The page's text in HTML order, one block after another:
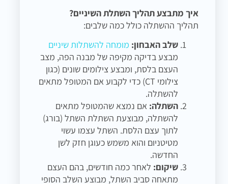
איך מתבצע תהליך השתלת השיניים?
תהליך ההשתלה כולל כמה שלבים:
שלב האבחון: מומחה להשתלות שיניים
מבצע בדיקה מקיפה של מבנה הפה, מצב
העצם בלסת, ומבצע צילומים שונים (כגון
צילומי CT) כדי לקבוע אם המטופל מתאים
להשתלה.
השתלה: אם נמצא שהמטופל מתאים
להשתלה, מבוצעת השתלת השתל (בורג)
לתוך עצם הלסת. השתל עצמו עשוי
מטיטניום והוא משמש כעוגן חזק לשן
החדשה.
שיקום: לאחר כמה חודשים, בהם העצם
מתאחה סביב השתל, מבוצע השלב הסופי